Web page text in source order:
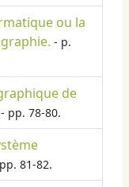
ou la
- p.
de
- pp. 78-80.
81-82.